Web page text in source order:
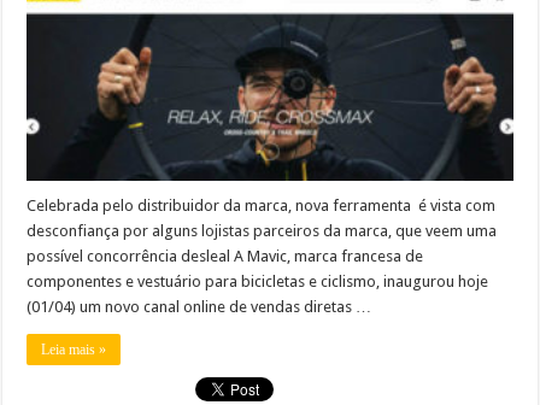
Celebrada pelo distribuidor da marca, nova ferramenta é vista com
desconfiança por alguns lojistas parceiros da marca, que veem uma
possível concorrência desleal A Mavic, marca francesa de
componentes e vestuário para bicicletas e ciclismo, inaugurou hoje
(01/04) um novo canal online de vendas diretas …
Leia mais »